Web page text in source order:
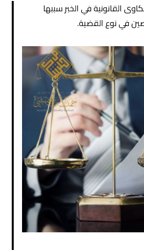
القانونية في الخبر سببها
في نوع القضية.